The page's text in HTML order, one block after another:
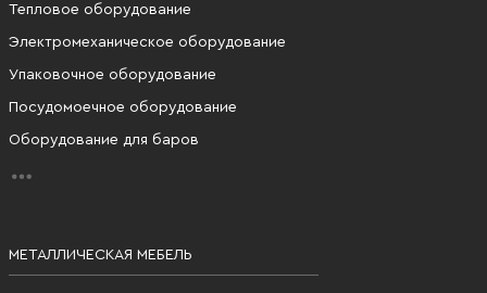
Тепловое оборудование
Электромеханическое оборудование
Упаковочное оборудование
Посудомоечное оборудование
Оборудование для баров
МЕТАЛЛИЧЕСКАЯ МЕБЕЛЬ